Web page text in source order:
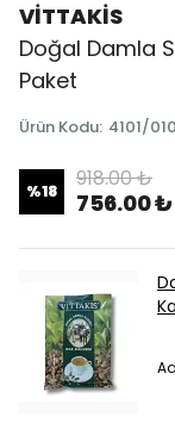
VİTTAKİS
Doğal Damla
Paket
Ürün Kodu: 4101/
%18 918.00 ₺
756.00 ₺